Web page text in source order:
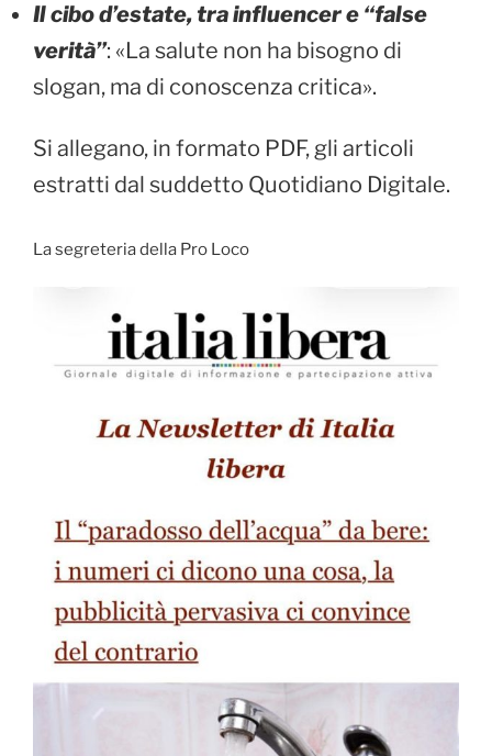
Il cibo d’estate, tra influencer e “false
verità”: «La salute non ha bisogno di
slogan, ma di conoscenza critica».
Si allegano, in formato PDF, gli articoli
estratti dal suddetto Quotidiano Digitale.
La segreteria della Pro Loco